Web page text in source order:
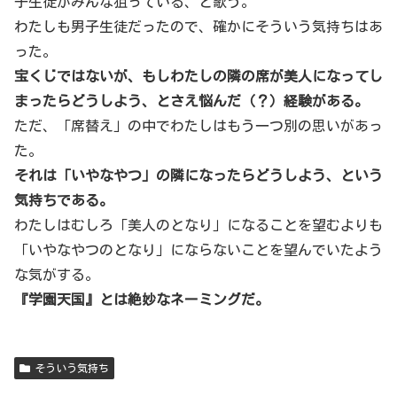
わたしも男子生徒だったので、確かにそういう気持ちはあ
った。
宝くじではないが、もしわたしの隣の席が美人になってし
まったらどうしよう、とさえ悩んだ（？）経験がある。
ただ、「席替え」の中でわたしはもう一つ別の思いがあっ
た。
それは「いやなやつ」の隣になったらどうしよう、という
気持ちである。
わたしはむしろ「美人のとなり」になることを望むよりも
「いやなやつのとなり」にならないことを望んでいたよう
な気がする。
『学園天国』とは絶妙なネーミングだ。
そういう気持ち